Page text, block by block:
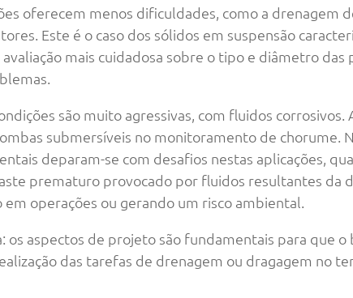
oferecem menos dificuldades, como a drenagem
Este é o caso dos sólidos em suspensão
mais cuidadosa sobre o tipo e diâmetro das
são muito agressivas, com fluidos
submersíveis no monitoramento de chorume.
deparam-se com desafios nestas aplicações,
prematuro provocado por fluidos resultantes da
em operações ou gerando um risco ambiental.
os aspectos de projeto são fundamentais para que
das tarefas de drenagem ou dragagem no